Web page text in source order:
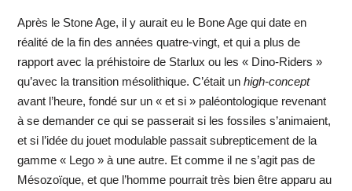
Après le Stone Age, il y aurait eu le Bone Age qui date en
réalité de la fin des années quatre-vingt, et qui a plus de
rapport avec la préhistoire de Starlux ou les « Dino-Riders »
qu’avec la transition mésolithique. C’était un high-concept
avant l’heure, fondé sur un « et si » paléontologique revenant
à se demander ce qui se passerait si les fossiles s’animaient,
et si l’idée du jouet modulable passait subrepticement de la
gamme « Lego » à une autre. Et comme il ne s’agit pas de
Mésozoïque, et que l’homme pourrait très bien être apparu au